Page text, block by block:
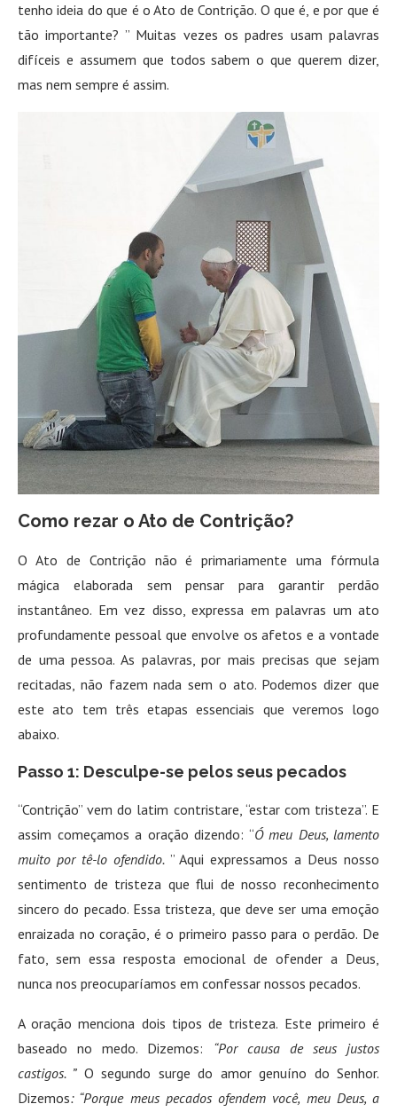
tenho ideia do que é o Ato de Contrição. O que é, e por que é
tão importante? ” Muitas vezes os padres usam palavras
difíceis e assumem que todos sabem o que querem dizer,
mas nem sempre é assim.
Como rezar o Ato de Contrição?
O Ato de Contrição não é primariamente uma fórmula
mágica elaborada sem pensar para garantir perdão
instantâneo. Em vez disso, expressa em palavras um ato
profundamente pessoal que envolve os afetos e a vontade
de uma pessoa. As palavras, por mais precisas que sejam
recitadas, não fazem nada sem o ato. Podemos dizer que
este ato tem três etapas essenciais que veremos logo
abaixo.
Passo 1: Desculpe-se pelos seus pecados
“Contrição” vem do latim contristare, “estar com tristeza”. E
assim começamos a oração dizendo: “Ó meu Deus, lamento
muito por tê-lo ofendido.” Aqui expressamos a Deus nosso
sentimento de tristeza que flui de nosso reconhecimento
sincero do pecado. Essa tristeza, que deve ser uma emoção
enraizada no coração, é o primeiro passo para o perdão. De
fato, sem essa resposta emocional de ofender a Deus,
nunca nos preocuparíamos em confessar nossos pecados.
A oração menciona dois tipos de tristeza. Este primeiro é
baseado no medo. Dizemos: “Por causa de seus justos
castigos. ”O segundo surge do amor genuíno do Senhor.
Dizemos: “Porque meus pecados ofendem você, meu Deus, a